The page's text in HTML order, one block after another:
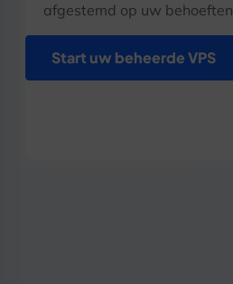
afgestemd op uw behoeften
Start uw beheerde VPS